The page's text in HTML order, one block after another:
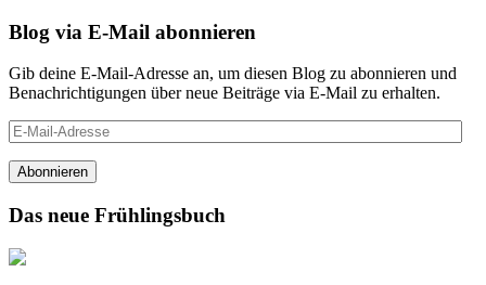
Blog via E-Mail abonnieren
Gib deine E-Mail-Adresse an, um diesen Blog zu abonnieren und
Benachrichtigungen über neue Beiträge via E-Mail zu erhalten.
E-
Mail-
Adresse
Abonnieren
Das neue Frühlingsbuch